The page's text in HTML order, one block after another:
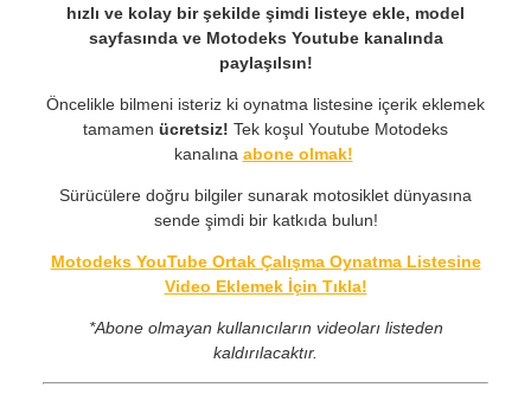
hızlı ve kolay bir şekilde şimdi listeye ekle, model
sayfasında ve Motodeks Youtube kanalında
paylaşılsın!
Öncelikle bilmeni isteriz ki oynatma listesine içerik eklemek
tamamen ücretsiz! Tek koşul Youtube Motodeks
kanalına abone olmak!
Sürücülere doğru bilgiler sunarak motosiklet dünyasına
sende şimdi bir katkıda bulun!
Motodeks YouTube Ortak Çalışma Oynatma Listesine
Video Eklemek İçin Tıkla!
*Abone olmayan kullanıcıların videoları listeden
kaldırılacaktır.